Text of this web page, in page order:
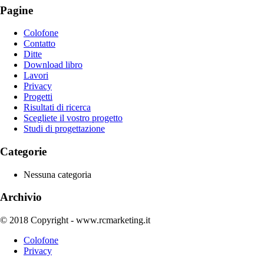
Pagine
Colofone
Contatto
Ditte
Download libro
Lavori
Privacy
Progetti
Risultati di ricerca
Scegliete il vostro progetto
Studi di progettazione
Categorie
Nessuna categoria
Archivio
© 2018 Copyright - www.rcmarketing.it
Colofone
Privacy